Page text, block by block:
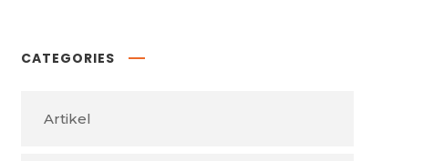
CATEGORIES
Artikel